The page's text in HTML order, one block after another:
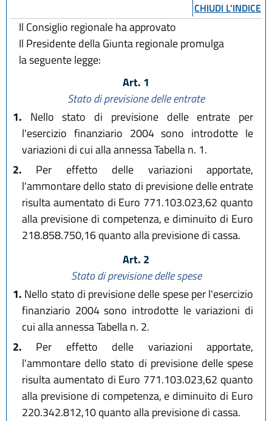
CHIUDI L'INDICE
Il Consiglio regionale ha approvato
Il Presidente della Giunta regionale promulga
la seguente legge:
Art. 1
Stato di previsione delle entrate
1. Nello stato di previsione delle entrate per
l'esercizio finanziario 2004 sono introdotte le
variazioni di cui alla annessa Tabella n. 1.
2. Per effetto delle variazioni apportate,
l'ammontare dello stato di previsione delle entrate
risulta aumentato di Euro 771.103.023,62 quanto
alla previsione di competenza, e diminuito di Euro
218.858.750,16 quanto alla previsione di cassa.
Art. 2
Stato di previsione delle spese
1. Nello stato di previsione delle spese per l'esercizio
finanziario 2004 sono introdotte le variazioni di
cui alla annessa Tabella n. 2.
2. Per effetto delle variazioni apportate,
l'ammontare dello stato di previsione delle spese
risulta aumentato di Euro 771.103.023,62 quanto
alla previsione di competenza, e diminuito di Euro
220.342.812,10 quanto alla previsione di cassa.